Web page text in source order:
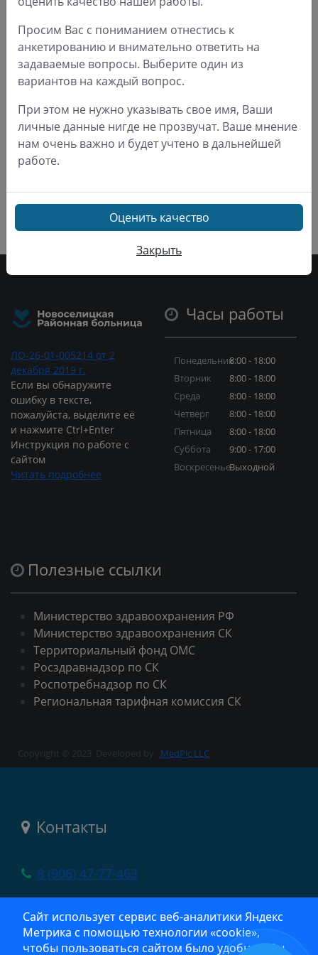
Карта сайта
О больнице
Пациенту
Законодательство
Новости
Результаты анкетирования
ЛО-26-01-005214 от 2
декабря 2019 г.
Если вы обнаружите
ошибку в тексте,
пожалуйста, выделите её
и нажмите Ctrl+Enter
Инструкция по работе с
сайтом
Читать подробнее
Часы работы
Понедельник
Вторник
Среда
Четверг
Пятница
Суббота
Воскресенье
8:00 - 18:00
8:00 - 18:00
8:00 - 18:00
8:00 - 18:00
8:00 - 18:00
9:00 - 17:00
Выходной
Полезные ссылки
Министерство здравоохранения РФ
Министерство здравоохранения СК
Территориальный фонд ОМС
Росздравнадзор по СК
Роспотребнадзор по СК
Региональная тарифная комиссия СК
Copyright © 2023 Developed by MedPic LLC
Контакты
8 (906) 47-77-463
crb@list.ru
Просим Вас с пониманием отнестись к
анкетированию и внимательно ответить на
задаваемые вопросы. Выберите один из
вариантов на каждый вопрос.
При этом не нужно указывать свое имя, Ваши
личные данные нигде не прозвучат. Ваше мнение
нам очень важно и будет учтено в дальнейшей
работе.
Оценить качество
Закрыть
Сайт использует сервис веб‑аналитики Яндекс
Метрика с помощью технологии «cookie»,
чтобы пользоваться сайтом было удобнее. Вы